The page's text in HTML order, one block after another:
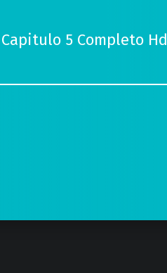
5 Completo Hd